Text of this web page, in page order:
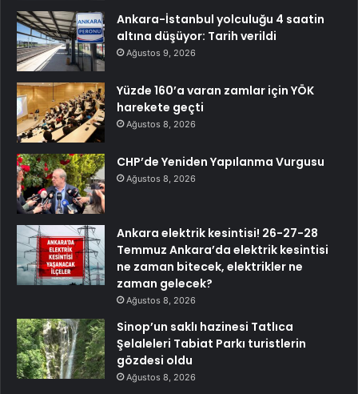
Ankara-İstanbul yolculuğu 4 saatin
altına düşüyor: Tarih verildi
Ağustos 9, 2026
Yüzde 160’a varan zamlar için YÖK
harekete geçti
Ağustos 8, 2026
CHP’de Yeniden Yapılanma Vurgusu
Ağustos 8, 2026
Ankara elektrik kesintisi! 26-27-28
Temmuz Ankara’da elektrik kesintisi
ne zaman bitecek, elektrikler ne
zaman gelecek?
Ağustos 8, 2026
Sinop’un saklı hazinesi Tatlıca
Şelaleleri Tabiat Parkı turistlerin
gözdesi oldu
Ağustos 8, 2026